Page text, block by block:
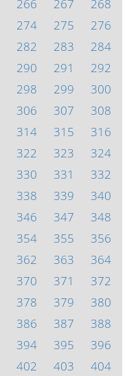
266 267
268
274 275
276
282 283
284
290 291
292
298 299
300
306 307
308
314 315
316
322 323
324
330 331
332
338 339
340
346 347
348
354 355
356
362 363
364
370 371
372
378 379
380
386 387
388
394 395
396
402 403 404